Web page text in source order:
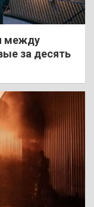
между
за десять